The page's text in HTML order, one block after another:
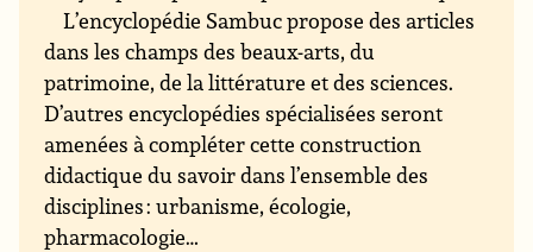
L’encyclopédie Sambuc propose des articles
dans les champs des beaux-arts, du
patrimoine, de la littérature et des sciences.
D’autres encyclopédies spécialisées seront
amenées à compléter cette construction
didactique du savoir dans l’ensemble des
disciplines : urbanisme, écologie,
pharmacologie…